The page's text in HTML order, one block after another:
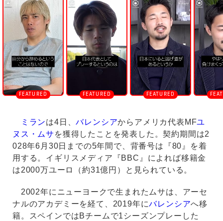
m
u
t
e
ミランは4日、バレンシアからアメリカ代表MFユ
ヌス・ムサ を獲得したことを発表した。契約期間は2
028年6月30日までの5年間で、背番号は『80』を着
用する。イギリスメディア『BBC』によれば移籍金
は2000万ユーロ（約31億円）と見られている。
2002年にニューヨークで生まれたムサは、アーセ
ナルのアカデミーを経て、2019年にバレンシアへ移
籍。スペインではBチームで1シーズンプレーした